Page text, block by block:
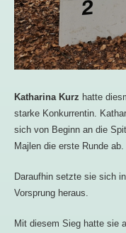
Katharina Kurz hatte
starke Konkurrentin.
sich von Beginn an die
Majlen die erste Runde ab.
Daraufhin setzte sie sich
Vorsprung heraus.
Mit diesem Sieg hatte sie